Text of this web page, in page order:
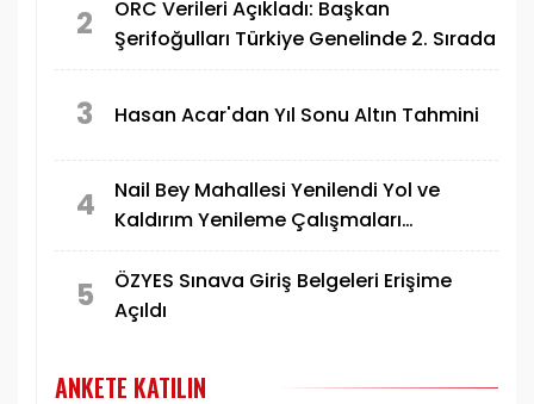
2
ORC Verileri Açıkladı: Başkan
Şerifoğulları Türkiye Genelinde 2. Sırada
3 Hasan Acar'dan Yıl Sonu Altın Tahmini
4
Nail Bey Mahallesi Yenilendi Yol ve
Kaldırım Yenileme Çalışmaları
5
ÖZYES Sınava Giriş Belgeleri Erişime
Açıldı
ANKETE KATILIN